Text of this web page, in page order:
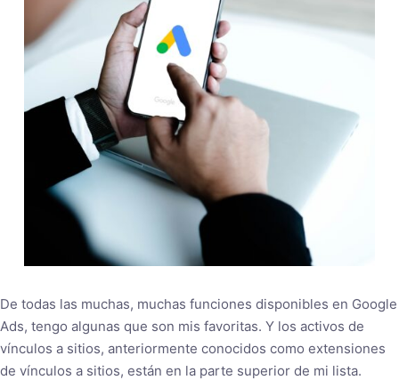
De todas las muchas, muchas funciones disponibles en Google
Ads, tengo algunas que son mis favoritas. Y los activos de
vínculos a sitios, anteriormente conocidos como extensiones
de vínculos a sitios, están en la parte superior de mi lista.